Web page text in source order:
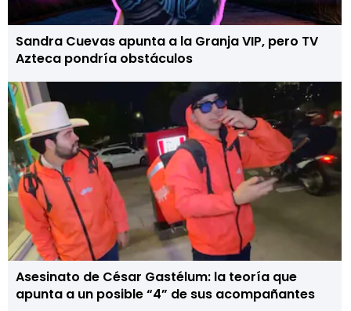
Sandra Cuevas apunta a la Granja VIP, pero TV
Azteca pondría obstáculos
Asesinato de César Gastélum: la teoría que
apunta a un posible “4” de sus acompañantes